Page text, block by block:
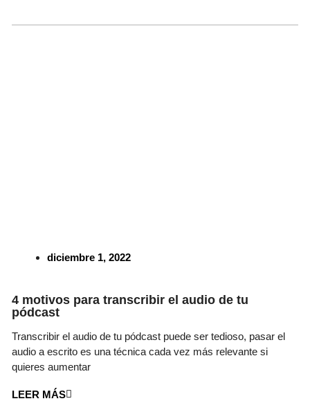
diciembre 1, 2022
4 motivos para transcribir el audio de tu
pódcast
Transcribir el audio de tu pódcast puede ser tedioso, pasar el
audio a escrito es una técnica cada vez más relevante si
quieres aumentar
LEER MÁS